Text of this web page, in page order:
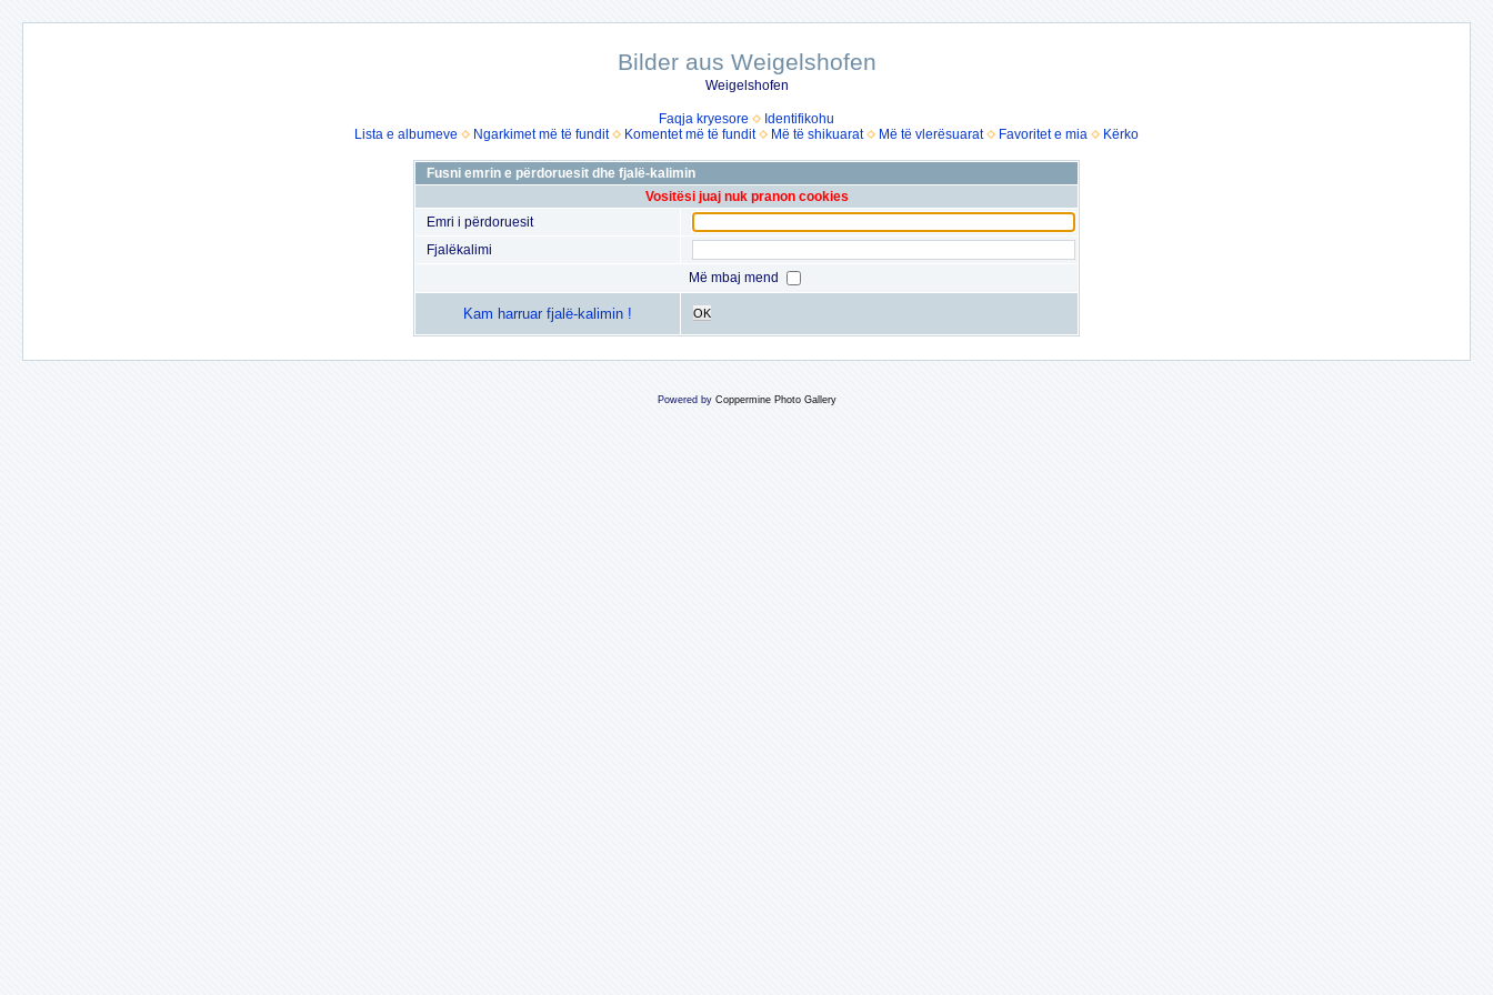
Bilder aus Weigelshofen
Weigelshofen
Faqja kryesore
Identifikohu
Lista e albumeve
Ngarkimet më të fundit Komentet më të fundit Më të shikuarat Më të vlerësuarat Favoritet e mia Kërko
Fusni emrin e përdoruesit dhe fjalë-kalimin
Vositësi juaj nuk pranon cookies
Emri i përdoruesit
Fjalëkalimi
Më mbaj mend
Kam harruar fjalë-kalimin ! OK
Powered by Coppermine Photo Gallery